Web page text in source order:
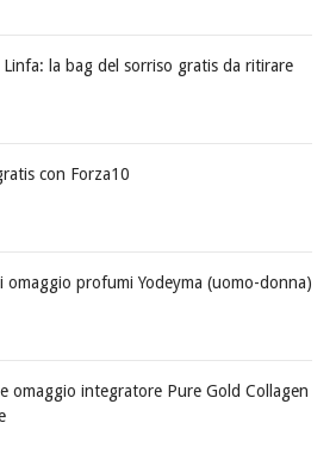
Linfa: la bag del sorriso gratis da ritirare
con Forza10
omaggio profumi Yodeyma (uomo-donna)
omaggio integratore Pure Gold Collagen